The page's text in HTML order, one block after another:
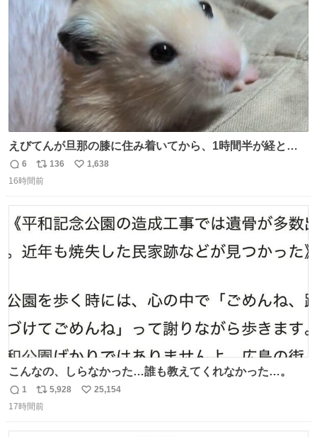
数
えびてんが旦那の膝に住み着いてから、1時間半が経とう
としている。 えびてんはもう永住の意を固めており、持ち
込んだおやつを所定の場所に置くなどしている。
返
信
6
リ
ポ
ト
数
136
い
数
1,638
16時間前
こんなの、しらなかった…誰も教えてくれなかった…。
返
信
1
リ
ポ
5,928
い
25,154
17時間前